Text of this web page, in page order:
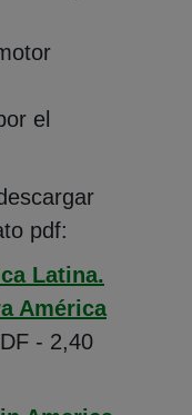
el
pdf:
Latina.
América
ventana)
- 2,40